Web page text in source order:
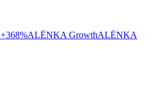
+368%ALЁNKA GrowthALЁNKA